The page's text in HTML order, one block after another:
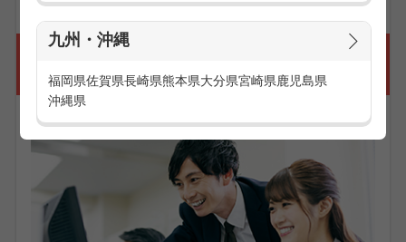
九州・沖縄
福岡県佐賀県長崎県熊本県大分県宮崎県鹿児島県
沖縄県
こんなに働きやすい、コールセンターの勤
務体制